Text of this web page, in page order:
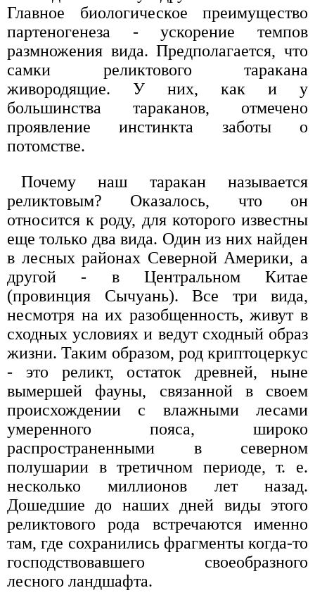
Главное биологическое преимущество
партеногенеза - ускорение темпов
размножения вида. Предполагается, что
самки реликтового таракана
живородящие. У них, как и у
большинства тараканов, отмечено
проявление инстинкта заботы о
потомстве.
Почему наш таракан называется
реликтовым? Оказалось, что он
относится к роду, для которого известны
еще только два вида. Один из них найден
в лесных районах Северной Америки, а
другой - в Центральном Китае
(провинция Сычуань). Все три вида,
несмотря на их разобщенность, живут в
сходных условиях и ведут сходный образ
жизни. Таким образом, род криптоцеркус
- это реликт, остаток древней, ныне
вымершей фауны, связанной в своем
происхождении с влажными лесами
умеренного пояса, широко
распространенными в северном
полушарии в третичном периоде, т. е.
несколько миллионов лет назад.
Дошедшие до наших дней виды этого
реликтового рода встречаются именно
там, где сохранились фрагменты когда-то
господствовавшего своеобразного
лесного ландшафта.